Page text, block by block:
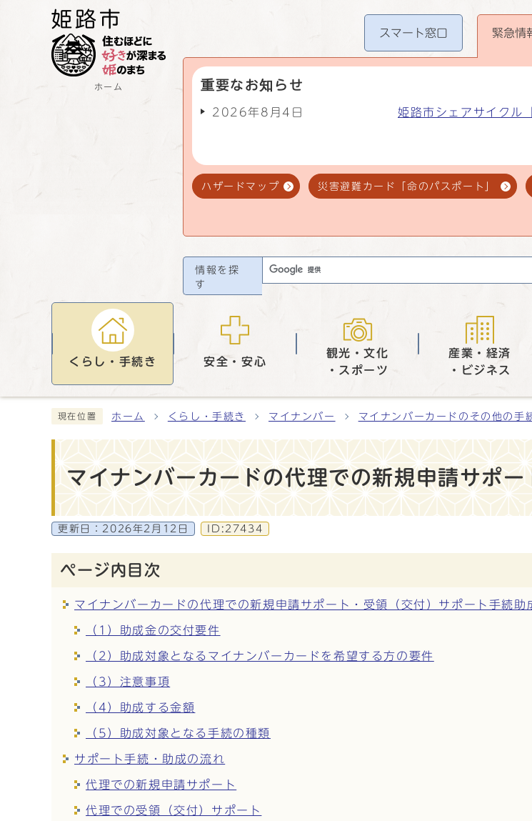
ホーム
スマート窓口 緊急情
重要なお知らせ
2026年8月4日 姫路市シェアサイクル
ハザードマップ 災害避難カード「命のパスポート」
情報を探
す
くらし・手続き 安全・安心
観光・文化
・スポーツ
産業・経済
・ビジネス
現在位置 ホーム くらし・手続き マイナンバー マイナンバーカードのその他の手
マイナンバーカードの代理での新規申請サポ
更新日： 2026年2月12日 ID:27434
ページ内目次
マイナンバーカードの代理での新規申請サポート・受領（交付）サポート手続助
（1）助成金の交付要件
（2）助成対象となるマイナンバーカードを希望する方の要件
（3）注意事項
（4）助成する金額
（5）助成対象となる手続の種類
サポート手続・助成の流れ
代理での新規申請サポート
代理での受領（交付）サポート